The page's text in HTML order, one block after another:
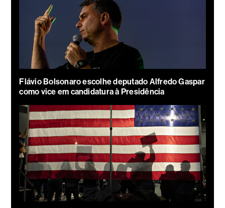
Flávio Bolsonaro escolhe deputado Alfredo Gaspar
como vice em candidatura à Presidência